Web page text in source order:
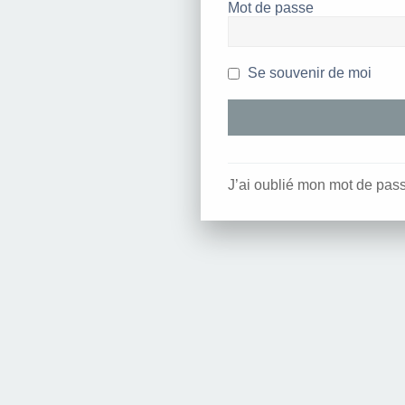
Mot de passe
Se souvenir de moi
J’ai oublié mon mot de